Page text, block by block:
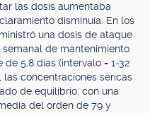
las dosis aumentaba
disminuía. En los
una dosis de ataque
de mantenimiento
5,8 días (intervalo = 1-32
las concentraciones séricas
de equilibrio, con una
del orden de 79 y